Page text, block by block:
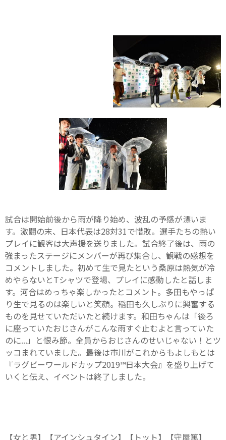
試合は開始前後から雨が降り始め、波乱の予感が漂いま
す。激闘の末、日本代表は28対31で惜敗。選手たちの熱い
プレイに観客は大声援を送りました。試合終了後は、雨の
強まったステージにメンバーが再び集合し、観戦の感想を
コメントしました。初めて生で見たという桑原は熱気が冷
めやらないとTシャツで登場、プレイに感動したと話しま
す。河合はめっちゃ楽しかったとコメント。多田もやっぱ
り生で見るのは楽しいと笑顔。稲田も久しぶりに興奮する
ものを見せていただいたと続けます。和田ちゃんは「後ろ
に座っていたおじさんがこんな雨すぐ止むよと言っていた
のに...」と恨み節。全員からおじさんのせいじゃない！とツ
ッコまれていました。最後は市川がこれからもよしもとは
『ラグビーワールドカップ2019™日本大会』を盛り上げて
いくと伝え、イベントは終了しました。
【女と男】【アインシュタイン】【トット】【守屋篤】